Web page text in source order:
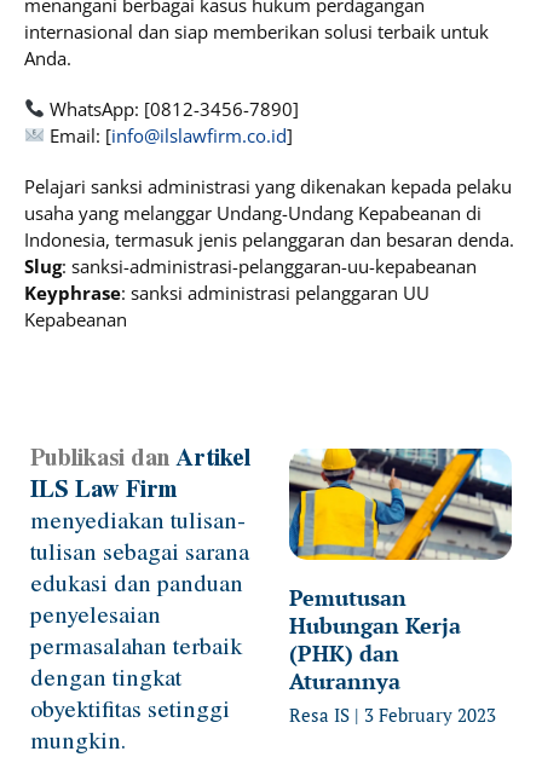
internasional dan siap memberikan solusi terbaik untuk
Anda.
WhatsApp: [0812-3456-7890]
Email: [info@ilslawfirm.co.id]
Pelajari sanksi administrasi yang dikenakan kepada pelaku
usaha yang melanggar Undang-Undang Kepabeanan di
Indonesia, termasuk jenis pelanggaran dan besaran denda.
Slug: sanksi-administrasi-pelanggaran-uu-kepabeanan
Keyphrase: sanksi administrasi pelanggaran UU
Kepabeanan
Publikasi danArtikel
ILS Law Firm
menyediakan tulisan-
tulisan sebagai sarana
edukasi dan panduan
penyelesaian
permasalahan terbaik
dengan tingkat
obyektifitas setinggi
mungkin.
Pemutusan
Hubungan Kerja
(PHK) dan
Aturannya
Resa IS 3 February 2023
PagePagePagePagePage